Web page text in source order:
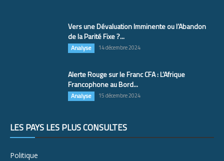
Vers une Dévaluation Imminente ou l’Abandon
de la Parité Fixe ?...
Analyse 14 décembre 2024
Alerte Rouge sur le Franc CFA : L’Afrique
Francophone au Bord...
Analyse 15 décembre 2024
LES PAYS LES PLUS CONSULTÉS
Politique